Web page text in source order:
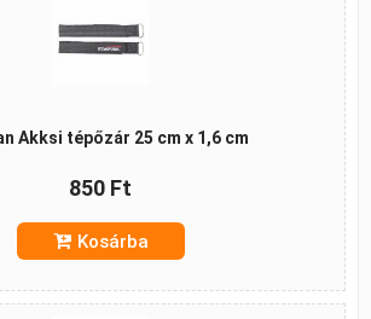
Akksi tépőzár 25 cm x 1,6 cm
850 Ft
Kosárba